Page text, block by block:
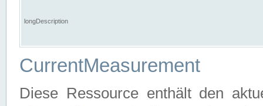
longDescription
CurrentMeasurement
Diese Ressource enthält den